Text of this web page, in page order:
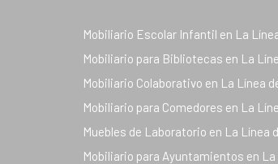
Mobiliario Escolar Infantil en La
Mobiliario para Bibliotecas en La
Mobiliario Colaborativo en La Línea
Mobiliario para Comedores en La
Muebles de Laboratorio en La Línea
Mobiliario para Ayuntamientos en La